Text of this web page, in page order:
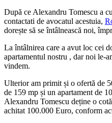
După ce Alexandru Tomescu a
contactati de avocatul acestuia,
dorește să se întâlnească noi,
La întâlnirea care a avut loc cei
apartamentul nostru , dar noi le-
vindem.
Ulterior am primit și o ofertă de
de 159 mp și un apartament de
Alexandru Tomescu deține o
achitat 100.000 Euro, conform